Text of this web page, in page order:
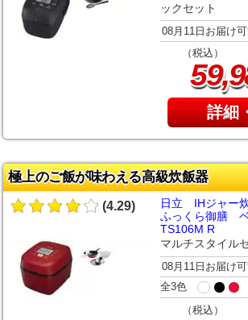
ックセット
08月11日お届け
（税込）
59,
詳細
極上のご飯が味わえる高級炊飯器
(4.29)
日立 IHジャー
ふっくら御膳
TS106M R
マルチスタイル
08月11日お届け
全3色
（税込）